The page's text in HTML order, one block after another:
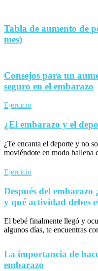
Tabla de aumento de
mes)
Consejos para un
seguro en el embarazo
Ejercicio
¿El embarazo y el
¿Te encanta el deporte y no
moviéndote en modo ballena
Ejercicio
Después del
y qué actividad debes
El bebé finalmente llegó y
algunos días, te encuentras
La importancia de
embarazo